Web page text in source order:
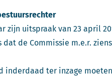
zijn uitspraak van 23 april
de Commissie m.e.r.
inderdaad ter inzage